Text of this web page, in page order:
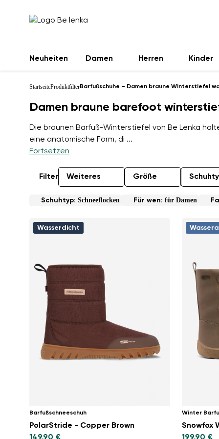
Neuheiten Damen Herren Kinder
StartseiteProduktfilterBarfußschuhe – Damen braune Winterstiefel
Damen braune barefoot
Die braunen Barfuß-Winterstiefel von Be Lenka
eine anatomische Form, di ...
Fortsetzen
Filter Weiteres Größe
Schuhtyp: Schneeflocken Für wen: für Damen
Wasserdicht
Barfußschneeschuh
PolarStride - Copper Brown
Winter